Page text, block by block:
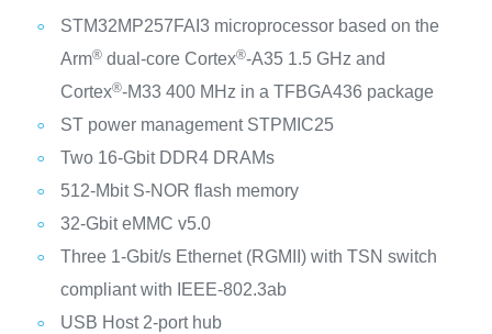
STM32MP257FAI3 microprocessor based on the
Arm®dual‑core Cortex®‑A35 1.5 GHz and
Cortex®‑M33 400 MHz in a TFBGA436 package
ST power management STPMIC25
Two 16‑Gbit DDR4 DRAMs
512-Mbit S‑NOR flash memory
32-Gbit eMMC v5.0
Three 1‑Gbit/s Ethernet (RGMII) with TSN switch
compliant with IEEE-802.3ab
USB Host 2-port hub